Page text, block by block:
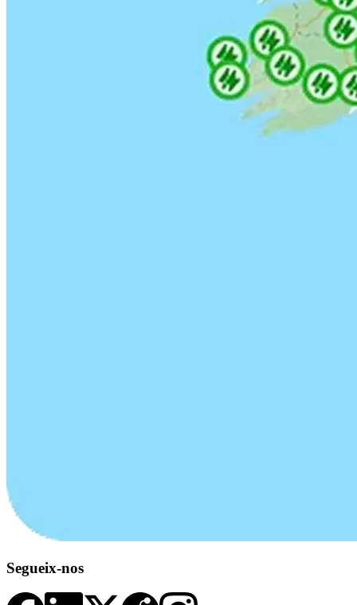
Segueix-nos